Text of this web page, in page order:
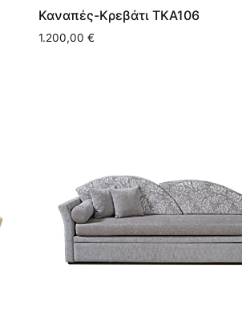
Καναπές-Κρεβάτι ΤΚΑ106
1.200,00 €